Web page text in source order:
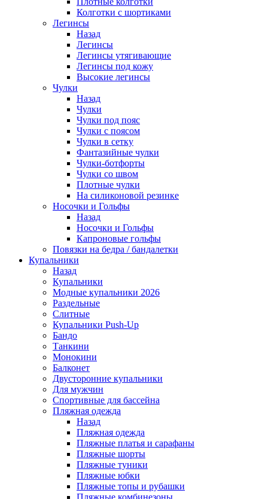
Колготки с шортиками
Легинсы
Назад
Легинсы
Легинсы утягивающие
Легинсы под кожу
Высокие легинсы
Чулки
Назад
Чулки
Чулки под пояс
Чулки с поясом
Чулки в сетку
Фантазийные чулки
Чулки-ботфорты
Чулки со швом
Плотные чулки
На силиконовой резинке
Носочки и Гольфы
Назад
Носочки и Гольфы
Капроновые гольфы
Повязки на бедра / бандалетки
Купальники
Назад
Купальники
Модные купальники 2026
Раздельные
Слитные
Купальники Push-Up
Бандо
Танкини
Монокини
Балконет
Двусторонние купальники
Для мужчин
Спортивные для бассейна
Пляжная одежда
Назад
Пляжная одежда
Пляжные платья и сарафаны
Пляжные шорты
Пляжные туники
Пляжные юбки
Пляжные топы и рубашки
Пляжные комбинезоны